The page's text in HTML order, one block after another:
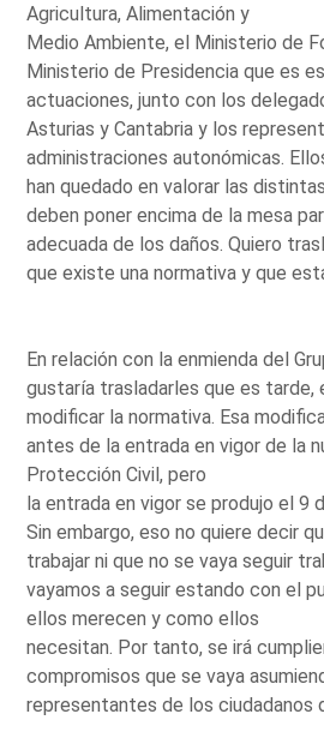
Agricultura, Alimentación y
Medio Ambiente, el Ministerio de
Ministerio de Presidencia que es
actuaciones, junto con los
Asturias y Cantabria y los
administraciones autonómicas.
han quedado en valorar las
deben poner encima de la mesa
adecuada de los daños. Quiero
que existe una normativa y que
En relación con la enmienda del
gustaría trasladarles que es tarde,
modificar la normativa. Esa
antes de la entrada en vigor de la
Protección Civil, pero
la entrada en vigor se produjo el 9
Sin embargo, eso no quiere decir
trabajar ni que no se vaya seguir
vayamos a seguir estando con el
ellos merecen y como ellos
necesitan. Por tanto, se irá
compromisos que se vaya
representantes de los ciudadanos